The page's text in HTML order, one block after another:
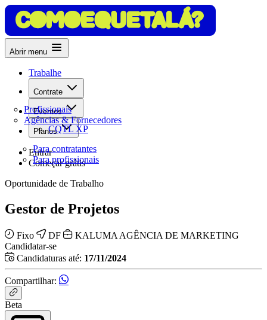
Abrir menu
Trabalhe
Contrate
Profissionais
Agências & Fornecedores
Eventos
CQTL XP
Planos
Para contratantes
Para profissionais
Entrar
Começar grátis
Oportunidade de Trabalho
Gestor de Projetos
Fixo DF
KALUMA AGÊNCIA DE MARKETING
Candidatar-se
Candidaturas até: 17/11/2024
Compartilhar:
Beta